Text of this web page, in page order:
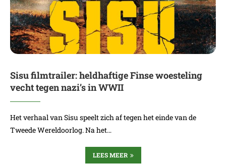
Sisu filmtrailer: heldhaftige Finse woesteling
vecht tegen nazi’s in WWII
Het verhaal van Sisu speelt zich af tegen het einde van de
Tweede Wereldoorlog. Na het…
LEES MEER